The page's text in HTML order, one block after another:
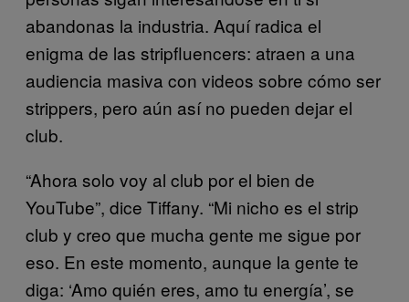
abandonas la industria. Aquí radica el
enigma de las stripfluencers: atraen a una
audiencia masiva con videos sobre cómo ser
strippers, pero aún así no pueden dejar el
club.
“Ahora solo voy al club por el bien de
YouTube”, dice Tiffany. “Mi nicho es el strip
club y creo que mucha gente me sigue por
eso. En este momento, aunque la gente te
diga: ‘Amo quién eres, amo tu energía’, se